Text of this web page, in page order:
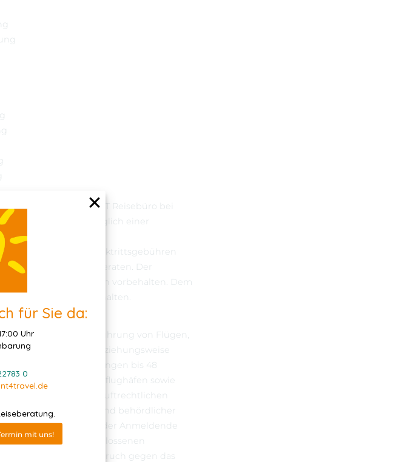
für Sie da:
Uhr
0
mit uns!
alle dem HORIZONT Reisebüro bei
Kosten zuzüglich einer
Rechnung zu stellen.
beschriebenen Rücktrittsgebühren
dringend angeraten. Der
Reisenden vorbehalten. Dem
Schadens vorbehalten.
der Streckenführung von Flügen,
Zwischenlandung, beziehungsweise
oder Terminänderungen bis 48
Abflug- oder Ankunftsflughäfen sowie
international gültigen luftrechtlichen
andere aufgrund behördlicher
In diesen Fällen ist der Anmeldende
Reisebüro geschlossenen
auch kein Ersatzanspruch gegen das